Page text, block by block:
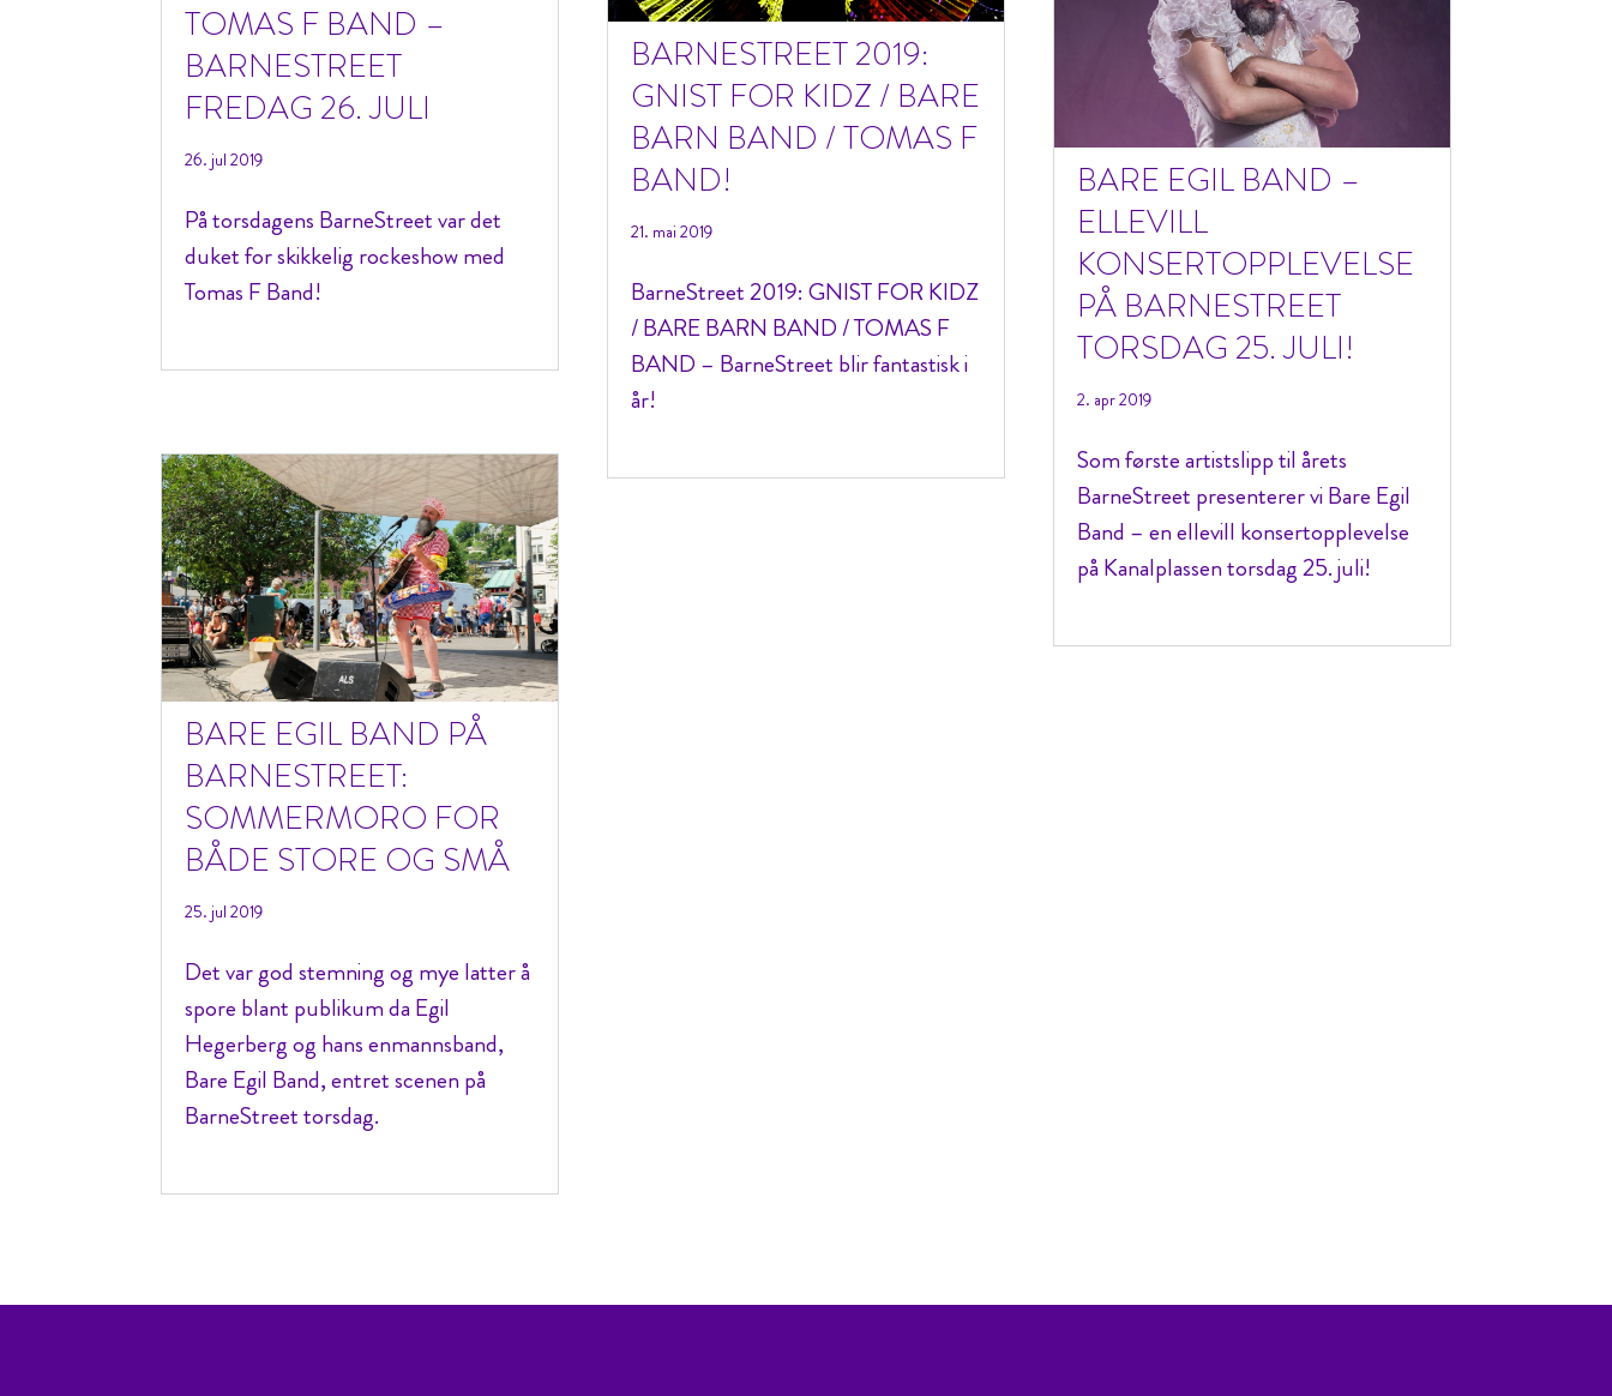
TOMAS F BAND –
BARNESTREET
FREDAG 26. JULI
26. jul 2019
På torsdagens BarneStreet var det
duket for skikkelig rockeshow med
Tomas F Band!
BARE EGIL BAND PÅ
BARNESTREET:
SOMMERMORO FOR
BÅDE STORE OG SMÅ
25. jul 2019
Det var god stemning og mye latter å
spore blant publikum da Egil
Hegerberg og hans enmannsband,
Bare Egil Band, entret scenen på
BarneStreet torsdag.
BARNESTREET 2019:
GNIST FOR KIDZ / BARE
BARN BAND / TOMAS F
BAND!
21. mai 2019
BarneStreet 2019: GNIST FOR KIDZ
/ BARE BARN BAND / TOMAS F
BAND – BarneStreet blir fantastisk i
år!
BARE EGIL BAND –
ELLEVILL
KONSERTOPPLEVELSE
PÅ BARNESTREET
TORSDAG 25. JULI!
2. apr 2019
Som første artistslipp til årets
BarneStreet presenterer vi Bare Egil
Band – en ellevill konsertopplevelse
på Kanalplassen torsdag 25. juli!